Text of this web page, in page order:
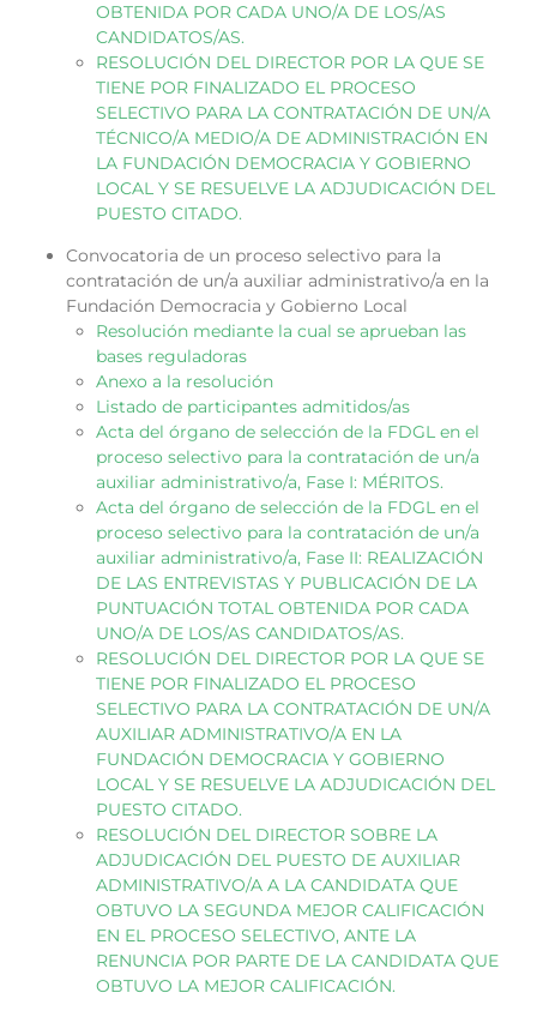
OBTENIDA POR CADA UNO/A DE LOS/AS
CANDIDATOS/AS.
RESOLUCIÓN DEL DIRECTOR POR LA QUE SE
TIENE POR FINALIZADO EL PROCESO
SELECTIVO PARA LA CONTRATACIÓN DE UN/A
TÉCNICO/A MEDIO/A DE ADMINISTRACIÓN EN
LA FUNDACIÓN DEMOCRACIA Y GOBIERNO
LOCAL Y SE RESUELVE LA ADJUDICACIÓN DEL
PUESTO CITADO.
Convocatoria de un proceso selectivo para la
contratación de un/a auxiliar administrativo/a en la
Fundación Democracia y Gobierno Local
Resolución mediante la cual se aprueban las
bases reguladoras
Anexo a la resolución
Listado de participantes admitidos/as
Acta del órgano de selección de la FDGL en el
proceso selectivo para la contratación de un/a
auxiliar administrativo/a, Fase I: MÉRITOS.
Acta del órgano de selección de la FDGL en el
proceso selectivo para la contratación de un/a
auxiliar administrativo/a, Fase II: REALIZACIÓN
DE LAS ENTREVISTAS Y PUBLICACIÓN DE LA
PUNTUACIÓN TOTAL OBTENIDA POR CADA
UNO/A DE LOS/AS CANDIDATOS/AS.
RESOLUCIÓN DEL DIRECTOR POR LA QUE SE
TIENE POR FINALIZADO EL PROCESO
SELECTIVO PARA LA CONTRATACIÓN DE UN/A
AUXILIAR ADMINISTRATIVO/A EN LA
FUNDACIÓN DEMOCRACIA Y GOBIERNO
LOCAL Y SE RESUELVE LA ADJUDICACIÓN DEL
PUESTO CITADO.
RESOLUCIÓN DEL DIRECTOR SOBRE LA
ADJUDICACIÓN DEL PUESTO DE AUXILIAR
ADMINISTRATIVO/A A LA CANDIDATA QUE
OBTUVO LA SEGUNDA MEJOR CALIFICACIÓN
EN EL PROCESO SELECTIVO, ANTE LA
RENUNCIA POR PARTE DE LA CANDIDATA QUE
OBTUVO LA MEJOR CALIFICACIÓN.